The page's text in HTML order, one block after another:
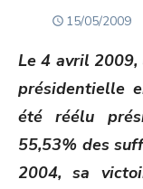
POSTED
15/05/2009
Le 4 avril 2009,
présidentielle
été réélu
55,53% des
2004, sa